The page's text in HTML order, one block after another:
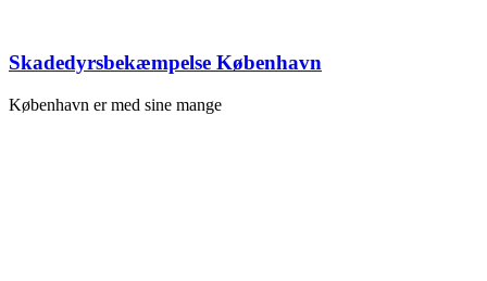
Skadedyrsbekæmpelse København
København er med sine mange